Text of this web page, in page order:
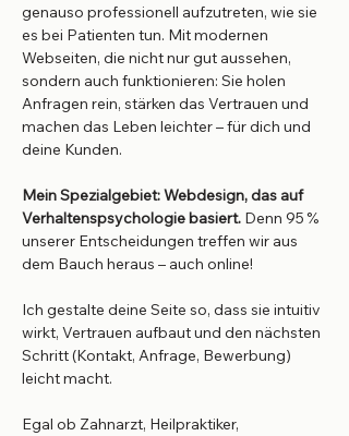
genauso professionell aufzutreten, wie sie
es bei Patienten tun. Mit modernen
Webseiten, die nicht nur gut aussehen,
sondern auch funktionieren: Sie holen
Anfragen rein, stärken das Vertrauen und
machen das Leben leichter – für dich und
deine Kunden.
Mein Spezialgebiet: Webdesign, das auf
Verhaltenspsychologie basiert. Denn 95 %
unserer Entscheidungen treffen wir aus
dem Bauch heraus – auch online!
Ich gestalte deine Seite so, dass sie intuitiv
wirkt, Vertrauen aufbaut und den nächsten
Schritt (Kontakt, Anfrage, Bewerbung)
leicht macht.
Egal ob Zahnarzt, Heilpraktiker,